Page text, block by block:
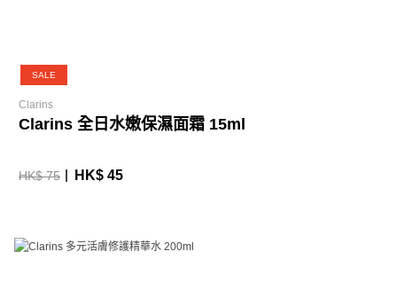
SALE
Clarins
Clarins 全日水嫩保濕面霜 15ml
HK$ 75 HK$ 45